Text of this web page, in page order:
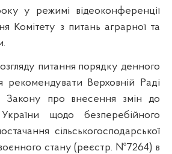
у режимі відеоконференції
Комітету з питань аграрної та
питання порядку денного
рекомендувати Верховній Раді
Закону про внесення змін до
щодо безперебійного
сільськогосподарської
воєнного стану (реєстр. №7264) в